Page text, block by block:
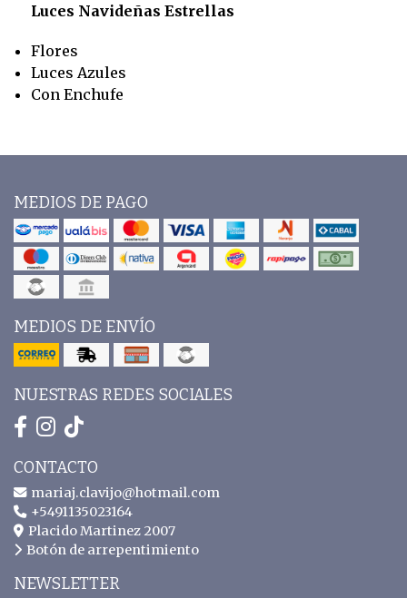
Luces Navideñas Estrellas
Flores
Luces Azules
Con Enchufe
MEDIOS DE PAGO
MEDIOS DE ENVÍO
NUESTRAS REDES SOCIALES
CONTACTO
mariaj.clavijo@hotmail.com
+5491135023164
Placido Martinez 2007
Botón de arrepentimiento
NEWSLETTER